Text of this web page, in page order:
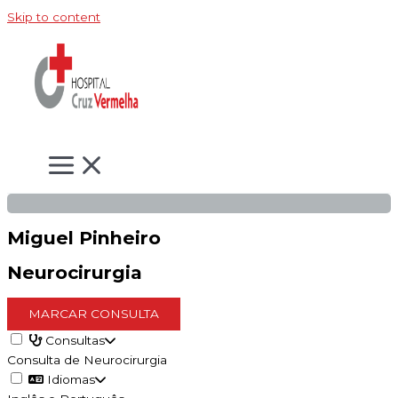
Skip to content
Miguel Pinheiro
Neurocirurgia
MARCAR CONSULTA
Consultas
Consulta de Neurocirurgia
Idiomas